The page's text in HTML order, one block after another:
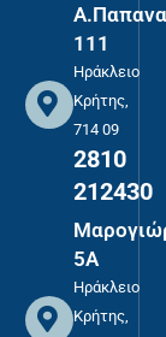
111
Ηράκλειο
Κρήτης,
714 09
2810
212430
5Α
Ηράκλειο
Κρήτης,